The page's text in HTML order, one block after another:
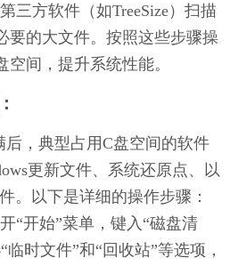
三方软件（如TreeSize）扫描
要的大文件。按照这些步骤操
间，提升系统性能。
后，典型占用C盘空间的软件
更新文件、系统还原点、以
。以下是详细的操作步骤：
“开始”菜单，键入“磁盘清
时文件”和“回收站”等选项，